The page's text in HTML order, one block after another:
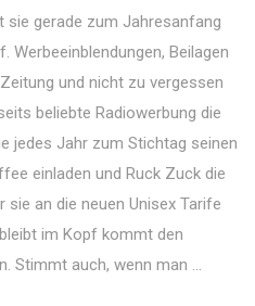
sie gerade zum Jahresanfang
Werbeeinblendungen, Beilagen
und nicht zu vergessen
beliebte Radiowerbung die
jedes Jahr zum Stichtag seinen
einladen und Ruck Zuck die
sie an die neuen Unisex Tarife
im Kopf kommt den
Stimmt auch, wenn man ...